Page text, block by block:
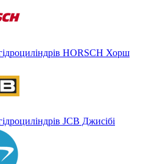
HORSCH Хорш
JCB Джисібі